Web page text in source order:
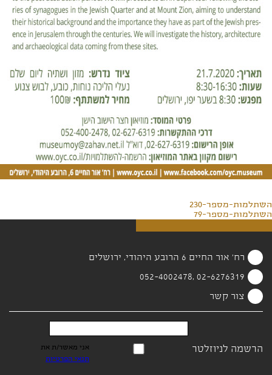
השתלמות-מספר-230
השתלמות-מספר-79
רח' אור החיים 6 הרובע היהודי, ירושלים
02-6276319 ,052-4002478
צור קשר
הרשמה לניוזלטר
אני מאשר/ת את
תנאי הפרטיות